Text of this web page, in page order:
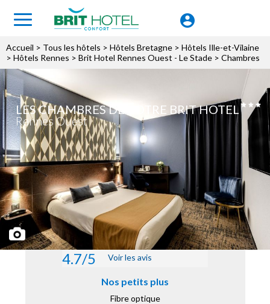
Accueil > Tous les hôtels > Hôtels Bretagne > Hôtels Ille-et-Vilaine
> Hôtels Rennes > Brit Hotel Rennes Ouest - Le Stade > Chambres
LES CHAMBRES DE VOTRE BRIT HOTEL
Rennes Ouest
4.7/5 Voir les avis
Nos petits plus
Fibre optique